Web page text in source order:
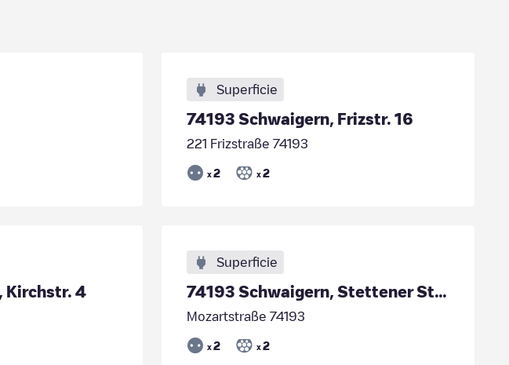
Superficie
74193 Schwaigern, Frizstr. 16
221 Frizstraße 74193
x 2 x 2
Kirchstr. 4
Superficie
74193 Schwaigern, Stettener Str. 1
Mozartstraße 74193
x 2 x 2